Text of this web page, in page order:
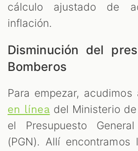
cálculo ajustado de
inflación.
Disminución del
Bomberos
Para empezar, acudimos
en línea del Ministerio
el Presupuesto
(PGN). Allí encontramos